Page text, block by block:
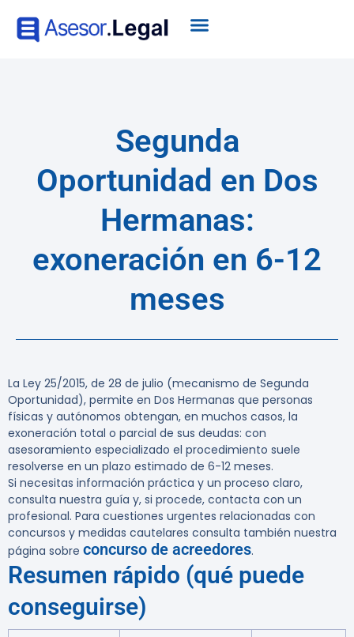
Segunda
Oportunidad en Dos
Hermanas:
exoneración en 6-12
meses
La Ley 25/2015, de 28 de julio (mecanismo de Segunda
Oportunidad), permite en Dos Hermanas que personas
físicas y autónomos obtengan, en muchos casos, la
exoneración total o parcial de sus deudas: con
asesoramiento especializado el procedimiento suele
resolverse en un plazo estimado de 6-12 meses.
Si necesitas información práctica y un proceso claro,
consulta nuestra guía y, si procede, contacta con un
profesional. Para cuestiones urgentes relacionadas con
concursos y medidas cautelares consulta también nuestra
página sobre concurso de acreedores.
Resumen rápido (qué puede
conseguirse)